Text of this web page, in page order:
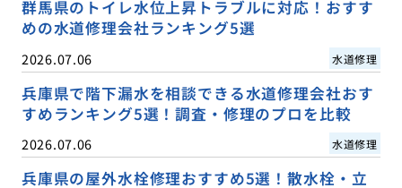
群馬県のトイレ水位上昇トラブルに対応！おすす
めの水道修理会社ランキング5選
2026.07.06 水道修理
兵庫県で階下漏水を相談できる水道修理会社おす
すめランキング5選！調査・修理のプロを比較
2026.07.06 水道修理
兵庫県の屋外水栓修理おすすめ5選！散水栓・立